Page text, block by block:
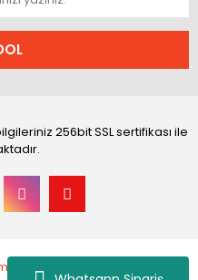
256bit SSL sertifikası ile